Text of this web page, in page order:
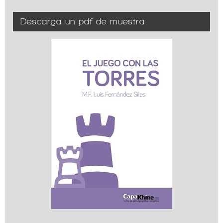
Descarga un pdf de muestra